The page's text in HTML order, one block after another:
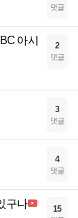
댓글
아시
2
댓글
3
댓글
4
댓글
구나 15